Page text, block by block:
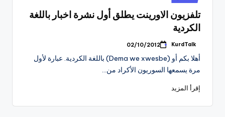
في
تلفزيون الاورينت يطلق أول نشرة اخبار باللغة
الكردية
تمّ
بواسطة
KurdTalk
02/10/2012
أهلا بكم أو (Dema we xwesbe) باللغة الكردية. عبارة لأول
مرة يسمعها السوريون الأكراد من…
إقرأ المزيد